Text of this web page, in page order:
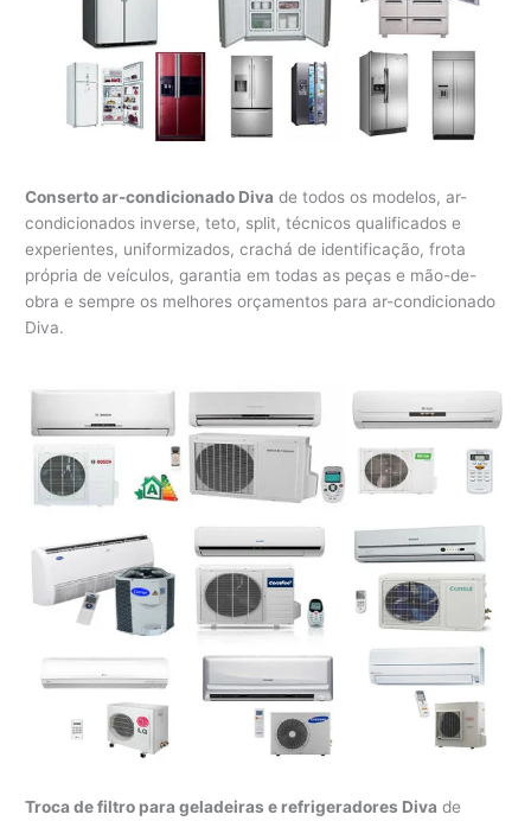
Conserto ar-condicionado Diva de todos os modelos, ar-
condicionados inverse, teto, split, técnicos qualificados e
experientes, uniformizados, crachá de identificação, frota
própria de veículos, garantia em todas as peças e mão-de-
obra e sempre os melhores orçamentos para ar-condicionado
Diva.
Troca de filtro para geladeiras e refrigeradores Diva de